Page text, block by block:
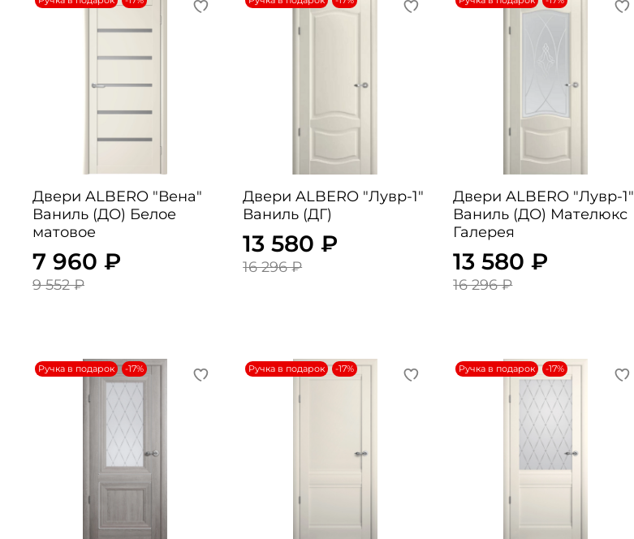
Двери ALBERO "Вена"
Ваниль (ДО) Белое
матовое
7 960 ₽
9 552 ₽
Двери ALBERO "Лувр-1"
Ваниль (ДГ)
13 580 ₽
16 296 ₽
Двери ALBERO "Лувр-1"
Ваниль (ДО) Мателюкс
Галерея
13 580 ₽
16 296 ₽
Ручка в подарок -17% Ручка в подарок -17% Ручка в подарок -17%